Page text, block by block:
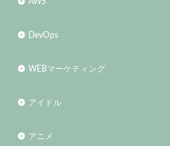
DevOps
WEBマーケティング
アイドル
アニメ